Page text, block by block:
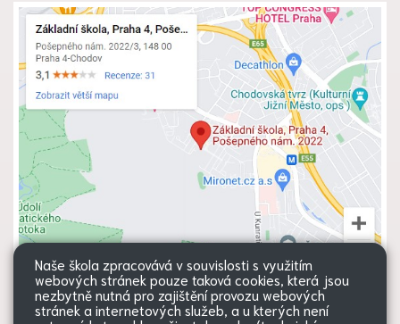
Naše škola zpracovává v souvislosti s využitím
webových stránek pouze taková cookies, která jsou
nezbytně nutná pro zajištění provozu webových
stránek a internetových služeb, a u kterých není